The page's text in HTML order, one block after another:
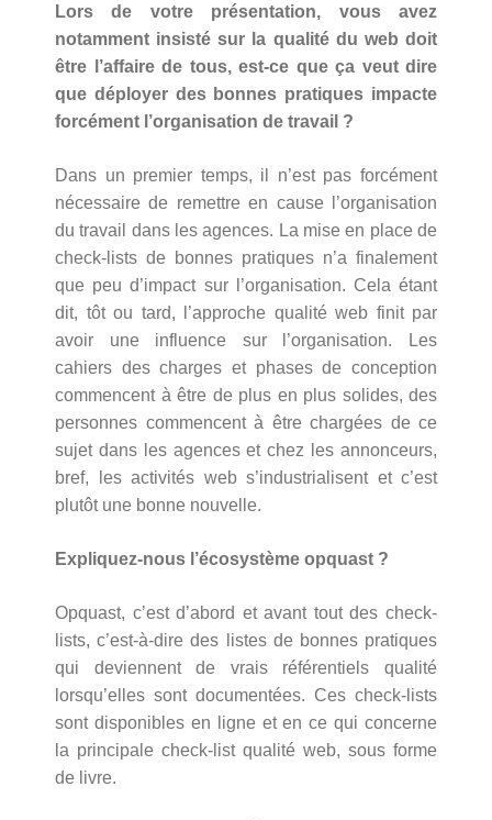
Lors de votre présentation, vous avez
notamment insisté sur la qualité du web doit
être l’affaire de tous, est-ce que ça veut dire
que déployer des bonnes pratiques impacte
forcément l’organisation de travail ?
Dans un premier temps, il n’est pas forcément
nécessaire de remettre en cause l’organisation
du travail dans les agences. La mise en place de
check-lists de bonnes pratiques n’a finalement
que peu d’impact sur l’organisation. Cela étant
dit, tôt ou tard, l’approche qualité web finit par
avoir une influence sur l’organisation. Les
cahiers des charges et phases de conception
commencent à être de plus en plus solides, des
personnes commencent à être chargées de ce
sujet dans les agences et chez les annonceurs,
bref, les activités web s’industrialisent et c’est
plutôt une bonne nouvelle.
Expliquez-nous l’écosystème opquast ?
Opquast, c’est d’abord et avant tout des check-
lists, c’est-à-dire des listes de bonnes pratiques
qui deviennent de vrais référentiels qualité
lorsqu’elles sont documentées. Ces check-lists
sont disponibles en ligne et en ce qui concerne
la principale check-list qualité web, sous forme
de livre.